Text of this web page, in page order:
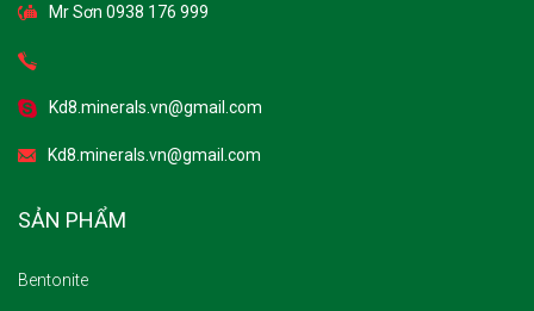
Mr Sơn 0938 176 999
Kd8.minerals.vn@gmail.com
Kd8.minerals.vn@gmail.com
SẢN PHẨM
Bentonite